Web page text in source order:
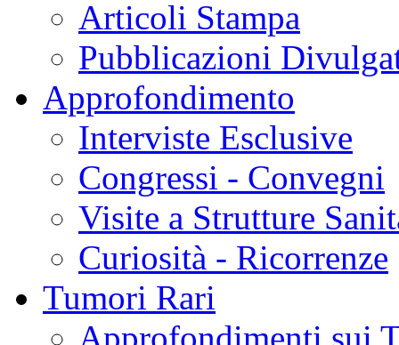
Articoli Stampa
Pubblicazioni
Approfondimento
Interviste Esclusive
Congressi - Convegni
Visite a Strutture
Curiosità - Ricorrenze
Tumori Rari